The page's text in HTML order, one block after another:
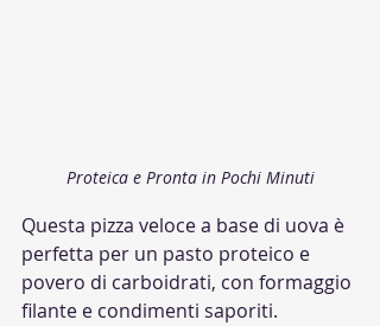
Proteica e Pronta in Pochi Minuti
Questa pizza veloce a base di uova è
perfetta per un pasto proteico e
povero di carboidrati, con formaggio
filante e condimenti saporiti.